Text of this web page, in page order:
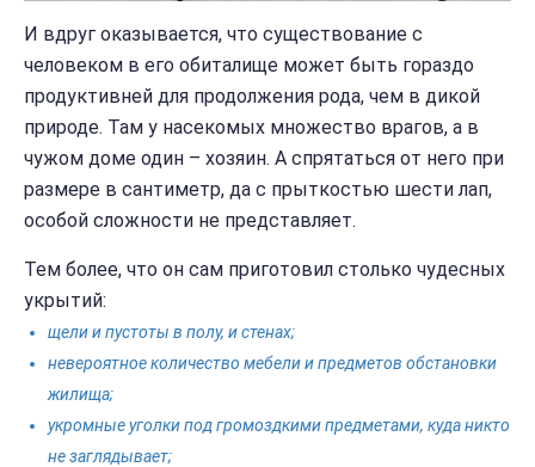
И вдруг оказывается, что существование с
человеком в его обиталище может быть гораздо
продуктивней для продолжения рода, чем в дикой
природе. Там у насекомых множество врагов, а в
чужом доме один – хозяин. А спрятаться от него при
размере в сантиметр, да с прыткостью шести лап,
особой сложности не представляет.
Тем более, что он сам приготовил столько чудесных
укрытий:
щели и пустоты в полу, и стенах;
невероятное количество мебели и предметов обстановки
жилища;
укромные уголки под громоздкими предметами, куда никто
не заглядывает;